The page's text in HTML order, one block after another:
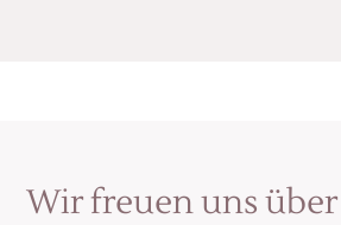
Wir freuen uns